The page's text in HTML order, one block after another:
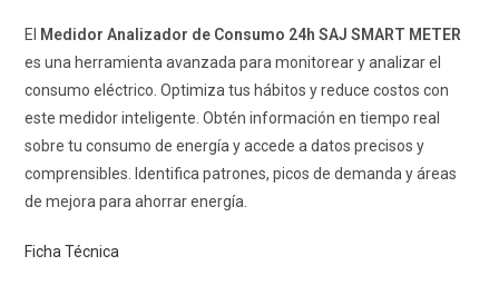
El Medidor Analizador de Consumo 24h SAJ SMART METER
es una herramienta avanzada para monitorear y analizar el
consumo eléctrico. Optimiza tus hábitos y reduce costos con
este medidor inteligente. Obtén información en tiempo real
sobre tu consumo de energía y accede a datos precisos y
comprensibles. Identifica patrones, picos de demanda y áreas
de mejora para ahorrar energía.
Ficha Técnica